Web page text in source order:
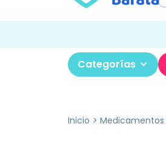
Categorías
Inicio